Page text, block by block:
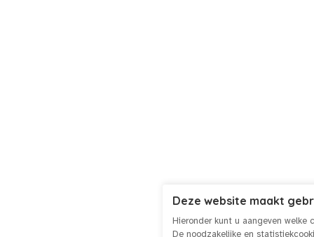
Deze website maakt
Hieronder kunt u aangeven welke
De noodzakelijke en